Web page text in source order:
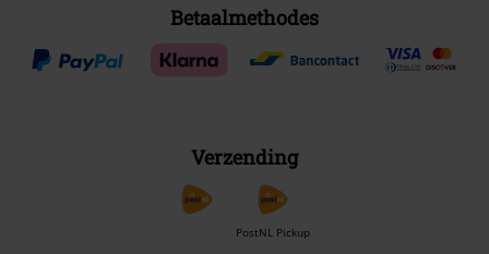
Betaalmethodes
Verzending
PostNL Pickup